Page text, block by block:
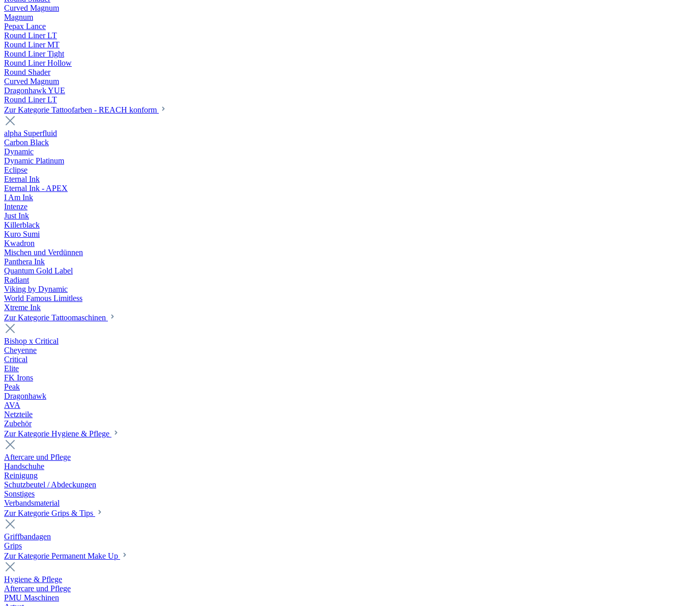
Curved Magnum
Magnum
Pepax Lance
Round Liner LT
Round Liner MT
Round Liner Tight
Round Liner Hollow
Round Shader
Curved Magnum
Dragonhawk YUE
Round Liner LT
Zur Kategorie Tattoofarben - REACH konform
alpha Superfluid
Carbon Black
Dynamic
Dynamic Platinum
Eclipse
Eternal Ink
Eternal Ink - APEX
I Am Ink
Intenze
Just Ink
Killerblack
Kuro Sumi
Kwadron
Mischen und Verdünnen
Panthera Ink
Quantum Gold Label
Radiant
Viking by Dynamic
World Famous Limitless
Xtreme Ink
Zur Kategorie Tattoomaschinen
Bishop x Critical
Cheyenne
Critical
Elite
FK Irons
Peak
Dragonhawk
AVA
Netzteile
Zubehör
Zur Kategorie Hygiene & Pflege
Aftercare und Pflege
Handschuhe
Reinigung
Schutzbeutel / Abdeckungen
Sonstiges
Verbandsmaterial
Zur Kategorie Grips & Tips
Griffbandagen
Grips
Zur Kategorie Permanent Make Up
Hygiene & Pflege
Aftercare und Pflege
PMU Maschinen